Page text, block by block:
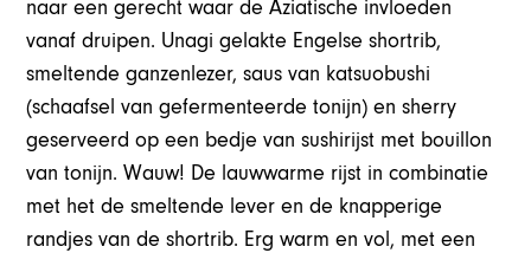
naar een gerecht waar de Aziatische invloeden
vanaf druipen. Unagi gelakte Engelse shortrib,
smeltende ganzenlezer, saus van katsuobushi
(schaafsel van gefermenteerde tonijn) en sherry
geserveerd op een bedje van sushirijst met bouillon
van tonijn. Wauw! De lauwwarme rijst in combinatie
met het de smeltende lever en de knapperige
randjes van de shortrib. Erg warm en vol, met een